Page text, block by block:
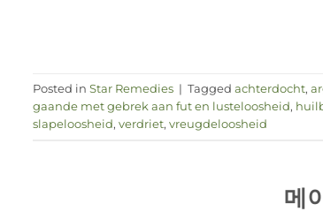
Posted in Star Remedies | Tagged achterdocht,
gaande met gebrek aan fut en lusteloosheid,
slapeloosheid, verdriet, vreugdeloosheid
메